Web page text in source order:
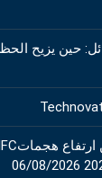
حين يزيح
06/08/2026